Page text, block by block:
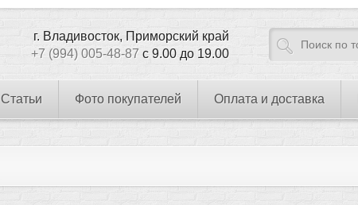
г. Владивосток, Приморский край
+7 (994) 005-48-87 с 9.00 до 19.00
Статьи Фото покупателей Оплата и доставка